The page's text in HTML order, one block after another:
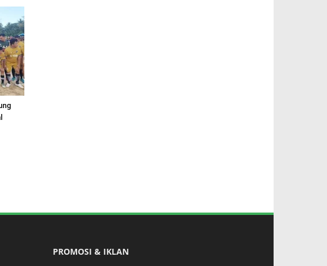
PROMOSI & IKLAN